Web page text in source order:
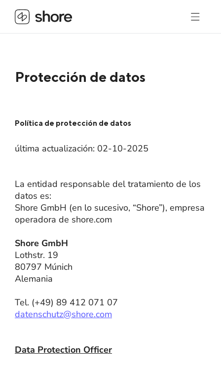
Protección de datos
Política de protección de datos
última actualización: 02-10-2025
La entidad responsable del tratamiento de los
datos es:
Shore GmbH (en lo sucesivo, “Shore”), empresa
operadora de shore.com
Shore GmbH
Lothstr. 19
80797 Múnich
Alemania
Tel. (+49) 89 412 071 07
datenschutz@shore.com
Data Protection Officer